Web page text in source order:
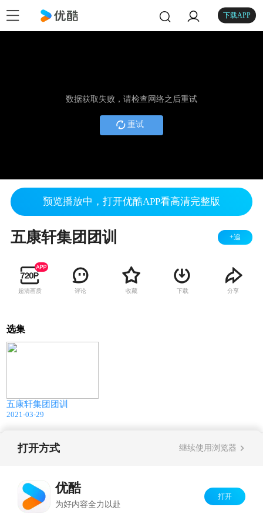
下载APP
数据获取失败，请检查网络之后重试
重试
预览播放中，打开优酷APP看高清完整版
五康轩集团团训 +追
超清画质 评论 收藏 下载 分享
选集
五康轩集团团训
2021-03-29
版权所有
打开方式 继续使用浏览器
优酷
为好内容全力以赴
打开